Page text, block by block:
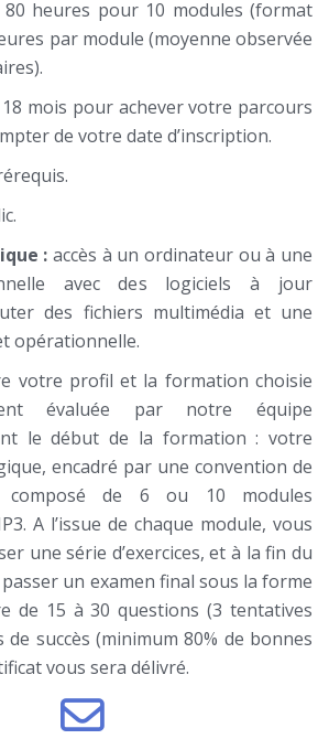
80 heures pour 10 modules (format
par module (moyenne observée
mois pour achever votre parcours
de votre date d’inscription.
: accès à un ordinateur ou à une
avec des logiciels à jour
des fichiers multimédia et une
opérationnelle.
votre profil et la formation choisie
évaluée par notre équipe
le début de la formation : votre
encadré par une convention de
composé de 6 ou 10 modules
A l’issue de chaque module, vous
une série d’exercices, et à la fin du
un examen final sous la forme
de 15 à 30 questions (3 tentatives
de succès (minimum 80% de bonnes
vous sera délivré.